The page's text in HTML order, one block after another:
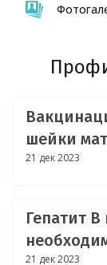
шейки
21 дек 2023
Гепатит
21 дек 2023